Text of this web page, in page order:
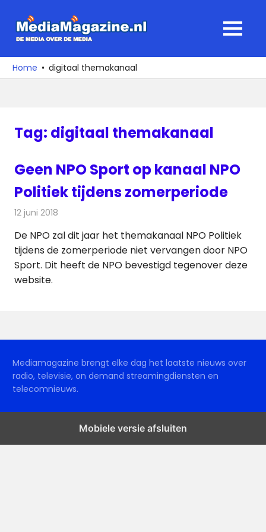
naar
media
over
MENU
Home digitaal themakanaal
Tag: digitaal themakanaal
Geen NPO Sport op kanaal NPO
Politiek tijdens zomerperiode
12 juni 2018
De NPO zal dit jaar het themakanaal NPO Politiek
tijdens de zomerperiode niet vervangen door NPO
Sport. Dit heeft de NPO bevestigd tegenover deze
website.
Mediamagazine brengt elke dag het laatste nieuws over
radio, televisie, on demand streamingdiensten en
telecomnieuws.
Mobiele versie afsluiten